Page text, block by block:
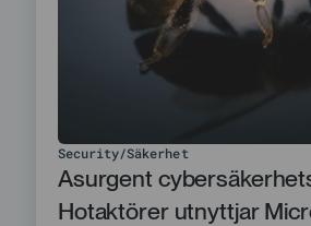
Security Säkerhet
Asurgent
Hotaktörer utnyttjar